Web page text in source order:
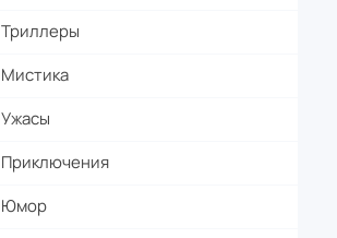
Триллеры
Мистика
Ужасы
Приключения
Юмор